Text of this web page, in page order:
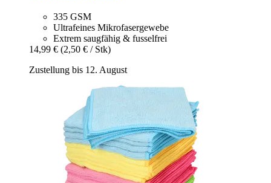
335 GSM
Ultrafeines Mikrofasergewebe
Extrem saugfähig & fusselfrei
14,99 € (2,50 € / Stk)
Zustellung bis 12. August